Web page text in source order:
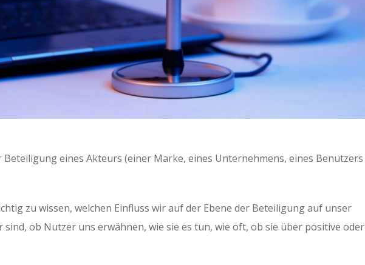
Beteiligung eines Akteurs (einer Marke, eines Unternehmens, eines Benutzers
zu wissen, welchen Einfluss wir auf der Ebene der Beteiligung auf unser
sind, ob Nutzer uns erwähnen, wie sie es tun, wie oft, ob sie über positive oder